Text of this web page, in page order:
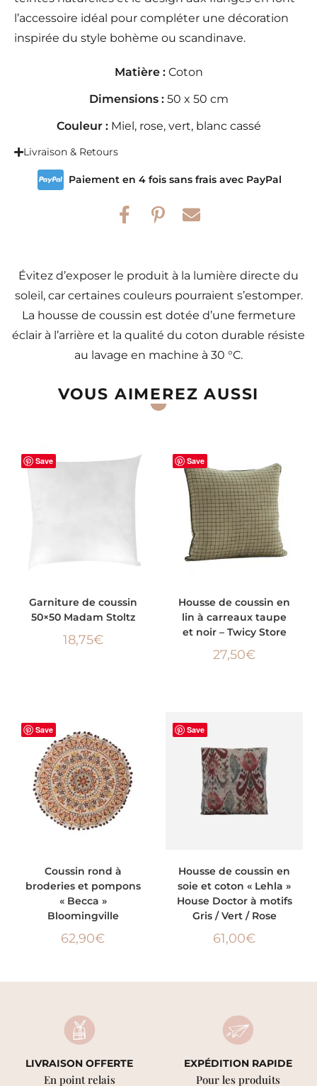
l’accessoire idéal pour compléter une décoration
inspirée du style bohème ou scandinave.
Matière :Coton
Dimensions :50 x 50 cm
Couleur :Miel, rose, vert, blanc cassé
Livraison & Retours
Paiement en 4 fois sans frais avec PayPal
Évitez d’exposer le produit à la lumière directe du
soleil, car certaines couleurs pourraient s’estomper.
La housse de coussin est dotée d’une fermeture
éclair à l’arrière et la qualité du coton durable résiste
au lavage en machine à 30 °C.
VOUS AIMEREZ AUSSI
Save
Garniture de coussin
50×50 Madam Stoltz
18,75€
Save
Housse de coussin en
lin à carreaux taupe
et noir – Twicy Store
27,50€
Save
Coussin rond à
broderies et pompons
« Becca »
Bloomingville
62,90€
Save
Housse de coussin en
soie et coton « Lehla »
House Doctor à motifs
Gris / Vert / Rose
61,00€
LIVRAISON OFFERTE
En point relais
EXPÉDITION RAPIDE
Pour les produits